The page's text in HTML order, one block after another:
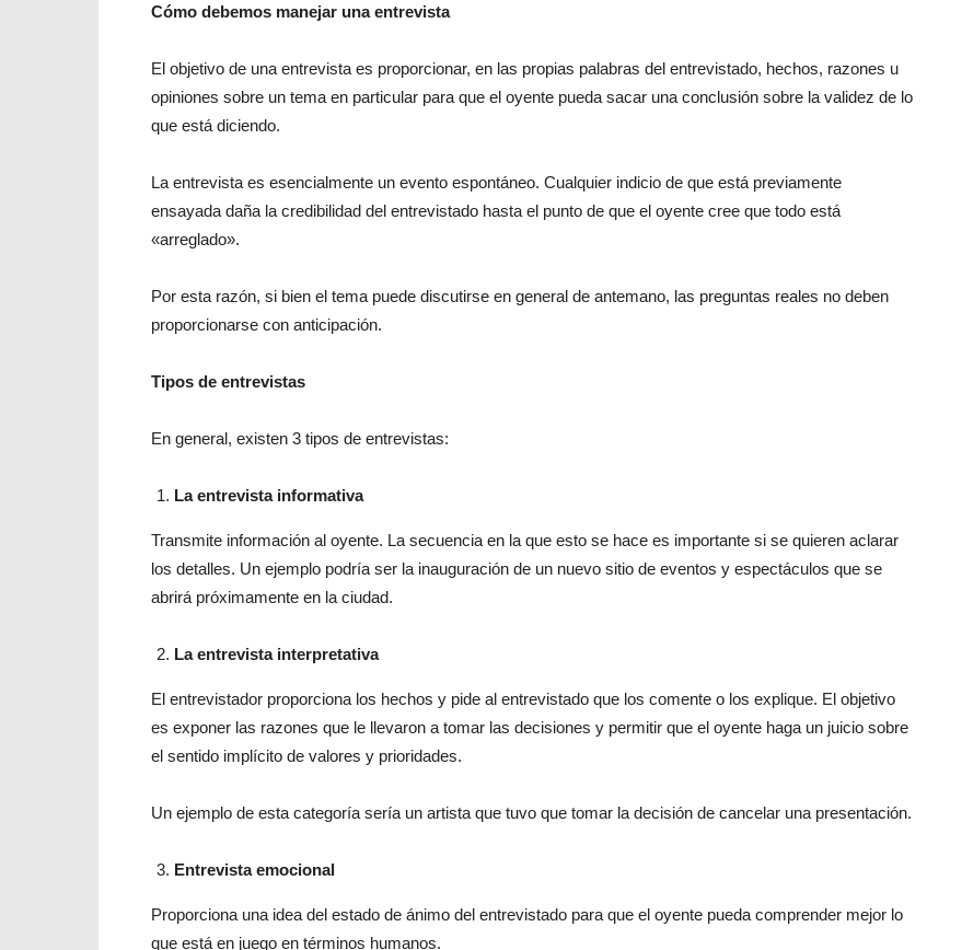
Cómo debemos manejar una entrevista
El objetivo de una entrevista es proporcionar, en las propias palabras del entrevistado, hechos, razones u
opiniones sobre un tema en particular para que el oyente pueda sacar una conclusión sobre la validez de lo
que está diciendo.
La entrevista es esencialmente un evento espontáneo. Cualquier indicio de que está previamente
ensayada daña la credibilidad del entrevistado hasta el punto de que el oyente cree que todo está
«arreglado».
Por esta razón, si bien el tema puede discutirse en general de antemano, las preguntas reales no deben
proporcionarse con anticipación.
Tipos de entrevistas
En general, existen 3 tipos de entrevistas:
La entrevista informativa
Transmite información al oyente. La secuencia en la que esto se hace es importante si se quieren aclarar
los detalles. Un ejemplo podría ser la inauguración de un nuevo sitio de eventos y espectáculos que se
abrirá próximamente en la ciudad.
La entrevista interpretativa
El entrevistador proporciona los hechos y pide al entrevistado que los comente o los explique. El objetivo
es exponer las razones que le llevaron a tomar las decisiones y permitir que el oyente haga un juicio sobre
el sentido implícito de valores y prioridades.
Un ejemplo de esta categoría sería un artista que tuvo que tomar la decisión de cancelar una presentación.
Entrevista emocional
Proporciona una idea del estado de ánimo del entrevistado para que el oyente pueda comprender mejor lo
que está en juego en términos humanos.